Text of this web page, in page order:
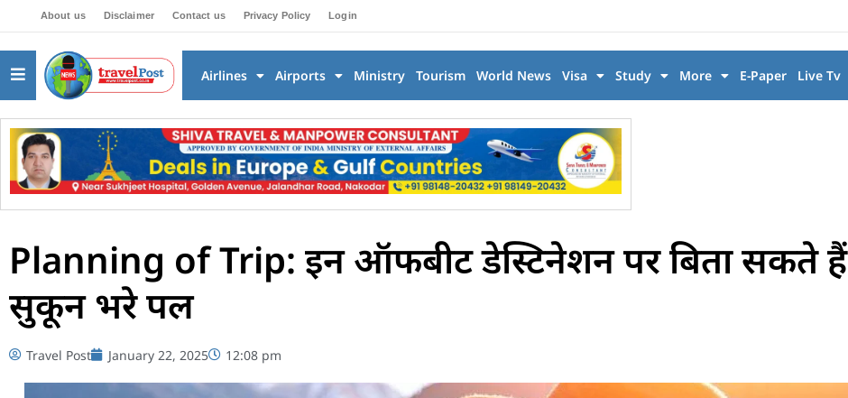
About us Disclaimer Contact us Privacy Policy Login
Airlines Airports Ministry Tourism World News Visa Study More E-Paper Live Tv
Planning of Trip: इन ऑफबीट डेस्टिनेशन पर बिता सकते हैं
सुकून भरे पल
Travel Post January 22, 2025 12:08 pm